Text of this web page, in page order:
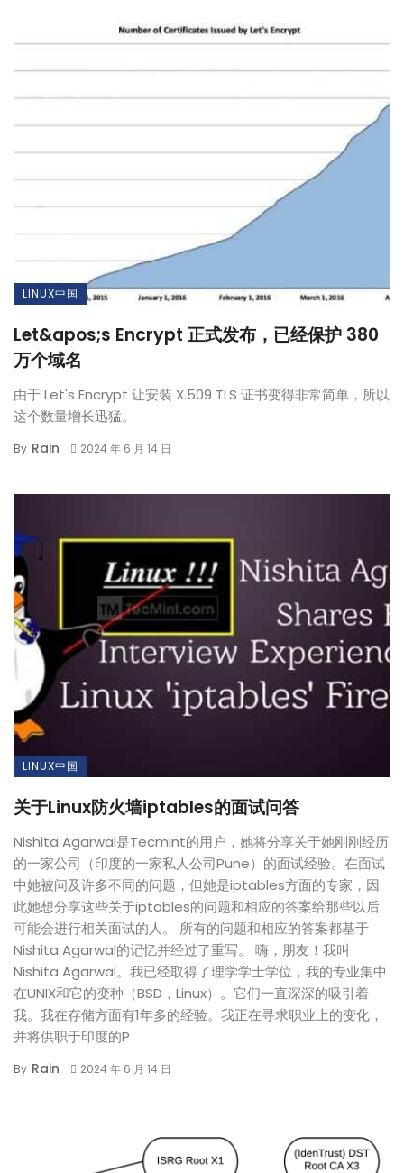
LINUX中国
Let&apos;s Encrypt 正式发布，已经保护 380
万个域名
由于 Let's Encrypt 让安装 X.509 TLS 证书变得非常简单，所以
这个数量增长迅猛。
By Rain 2024 年 6 月 14 日
LINUX中国
关于Linux防火墙iptables的面试问答
Nishita Agarwal是Tecmint的用户，她将分享关于她刚刚经历
的一家公司（印度的一家私人公司Pune）的面试经验。在面试
中她被问及许多不同的问题，但她是iptables方面的专家，因
此她想分享这些关于iptables的问题和相应的答案给那些以后
可能会进行相关面试的人。 所有的问题和相应的答案都基于
Nishita Agarwal的记忆并经过了重写。 嗨，朋友！我叫
Nishita Agarwal。我已经取得了理学学士学位，我的专业集中
在UNIX和它的变种（BSD，Linux）。它们一直深深的吸引着
我。我在存储方面有1年多的经验。我正在寻求职业上的变化，
并将供职于印度的P
By Rain 2024 年 6 月 14 日